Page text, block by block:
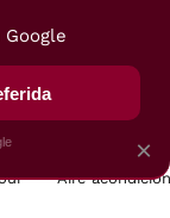
Aire
×
Google